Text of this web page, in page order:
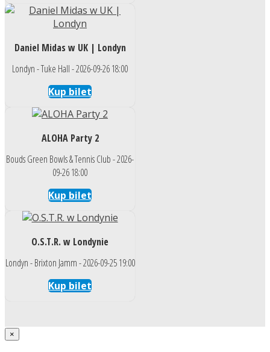
Daniel Midas w UK | Londyn
Londyn - Tuke Hall - 2026-09-26 18:00
Kup bilet
ALOHA Party 2
Bouds Green Bowls & Tennis Club - 2026-
09-26 18:00
Kup bilet
O.S.T.R. w Londynie
Londyn - Brixton Jamm - 2026-09-25 19:00
Kup bilet
×